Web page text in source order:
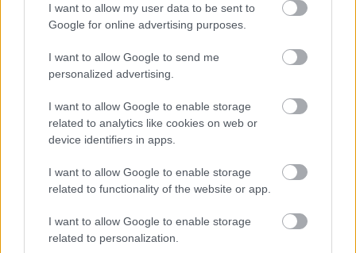
I want to allow my user data to be sent to
Google for online advertising purposes.
I want to allow Google to send me
personalized advertising.
I want to allow Google to enable storage
related to analytics like cookies on web or
device identifiers in apps.
I want to allow Google to enable storage
related to functionality of the website or app.
I want to allow Google to enable storage
related to personalization.